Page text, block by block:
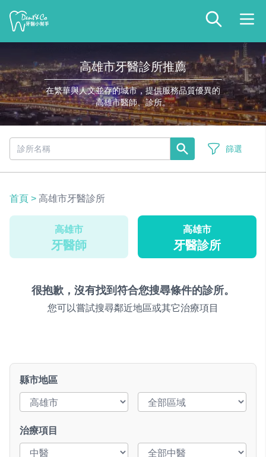
高雄市牙醫診所推薦
在繁華與人文並存的城市，提供服務品質優異的
高雄市醫師、診所。
篩選
首頁 > 高雄市牙醫診所
高雄市
牙醫師
高雄市
牙醫診所
很抱歉，沒有找到符合您搜尋條件的診所。
您可以嘗試搜尋鄰近地區或其它治療項目
縣市地區
治療項目